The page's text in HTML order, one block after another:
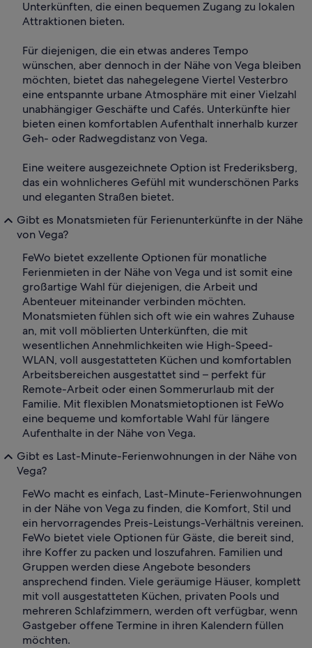
Unterkünften, die einen bequemen Zugang zu lokalen
Attraktionen bieten.
Für diejenigen, die ein etwas anderes Tempo
wünschen, aber dennoch in der Nähe von Vega bleiben
möchten, bietet das nahegelegene Viertel Vesterbro
eine entspannte urbane Atmosphäre mit einer Vielzahl
unabhängiger Geschäfte und Cafés. Unterkünfte hier
bieten einen komfortablen Aufenthalt innerhalb kurzer
Geh- oder Radwegdistanz von Vega.
Eine weitere ausgezeichnete Option ist Frederiksberg,
das ein wohnlicheres Gefühl mit wunderschönen Parks
und eleganten Straßen bietet.
Gibt es Monatsmieten für Ferienunterkünfte in der Nähe
von Vega?
FeWo bietet exzellente Optionen für monatliche
Ferienmieten in der Nähe von Vega und ist somit eine
großartige Wahl für diejenigen, die Arbeit und
Abenteuer miteinander verbinden möchten.
Monatsmieten fühlen sich oft wie ein wahres Zuhause
an, mit voll möblierten Unterkünften, die mit
wesentlichen Annehmlichkeiten wie High-Speed-
WLAN, voll ausgestatteten Küchen und komfortablen
Arbeitsbereichen ausgestattet sind – perfekt für
Remote-Arbeit oder einen Sommerurlaub mit der
Familie. Mit flexiblen Monatsmietoptionen ist FeWo
eine bequeme und komfortable Wahl für längere
Aufenthalte in der Nähe von Vega.
Gibt es Last-Minute-Ferienwohnungen in der Nähe von
Vega?
FeWo macht es einfach, Last-Minute-Ferienwohnungen
in der Nähe von Vega zu finden, die Komfort, Stil und
ein hervorragendes Preis-Leistungs-Verhältnis vereinen.
FeWo bietet viele Optionen für Gäste, die bereit sind,
ihre Koffer zu packen und loszufahren. Familien und
Gruppen werden diese Angebote besonders
ansprechend finden. Viele geräumige Häuser, komplett
mit voll ausgestatteten Küchen, privaten Pools und
mehreren Schlafzimmern, werden oft verfügbar, wenn
Gastgeber offene Termine in ihren Kalendern füllen
möchten.